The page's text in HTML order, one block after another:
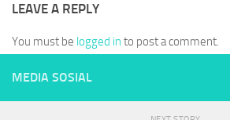
LEAVE A REPLY
You must be logged in to post a comment.
MEDIA SOSIAL